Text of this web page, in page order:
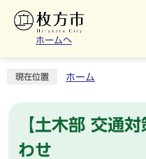
ホームへ
現在位置 ホーム
【土木部 交通
わせ